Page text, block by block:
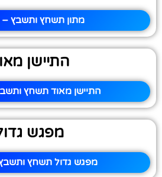
מתון תשחץ ותשבץ –
התיישן
התיישן מאוד תשחץ
מפגש
מפגש גדול תשחץ ותשבץ